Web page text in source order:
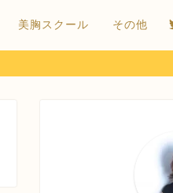
美胸スクール その他